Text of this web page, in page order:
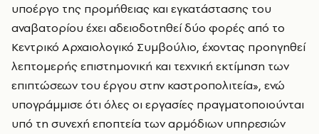
υποέργο της προμήθειας και εγκατάστασης του
αναβατορίου έχει αδειοδοτηθεί δύο φορές από το
Κεντρικό Αρχαιολογικό Συμβούλιο, έχοντας προηγηθεί
λεπτομερής επιστημονική και τεχνική εκτίμηση των
επιπτώσεων του έργου στην καστροπολιτεία», ενώ
υπογράμμισε ότι όλες οι εργασίες πραγματοποιούνται
υπό τη συνεχή εποπτεία των αρμόδιων υπηρεσιών